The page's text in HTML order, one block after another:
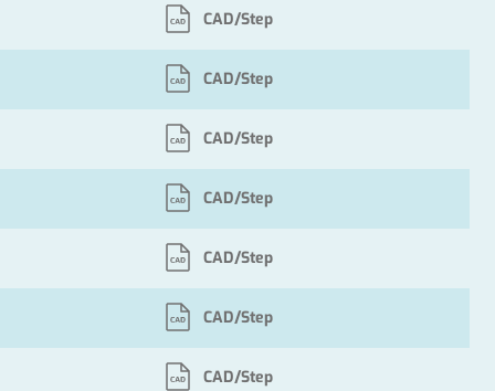
CAD/Step
CAD/Step
CAD/Step
CAD/Step
CAD/Step
CAD/Step
CAD/Step